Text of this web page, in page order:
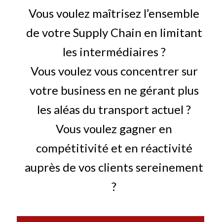
Vous voulez maîtrisez l’ensemble
de votre Supply Chain en limitant
les intermédiaires ?
Vous voulez vous concentrer sur
votre business en ne gérant plus
les aléas du transport actuel ?
Vous voulez gagner en
compétitivité et en réactivité
auprès de vos clients sereinement
?